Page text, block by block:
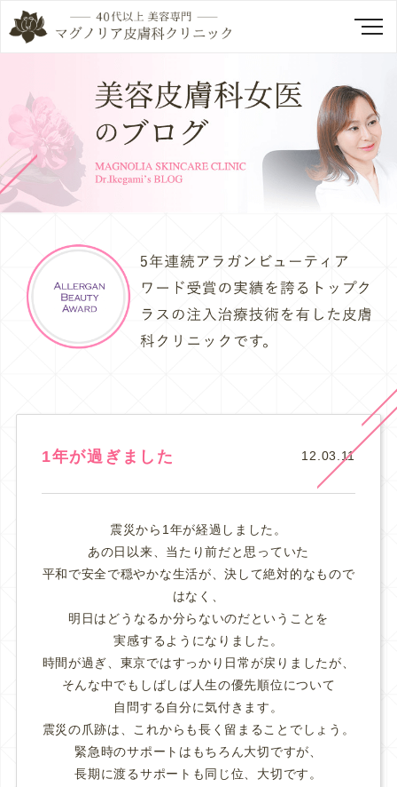
1年が過ぎました 12.03.11
震災から1年が経過しました。
あの日以来、当たり前だと思っていた
平和で安全で穏やかな生活が、決して絶対的なもので
はなく、
明日はどうなるか分らないのだということを
実感するようになりました。
時間が過ぎ、東京ではすっかり日常が戻りましたが、
そんな中でもしばしば人生の優先順位について
自問する自分に気付きます。
震災の爪跡は、これからも長く留まることでしょう。
緊急時のサポートはもちろん大切ですが、
長期に渡るサポートも同じ位、大切です。